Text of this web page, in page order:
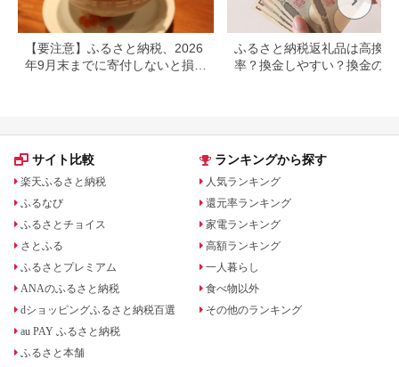
【要注意】ふるさと納税、2026
年9月末までに寄付しないと損す
ふるさと納税返礼品は高換金
率？換金しやすい？換金の可
サイト比較
楽天ふるさと納税
ふるなび
ふるさとチョイス
さとふる
ふるさとプレミアム
ANAのふるさと納税
dショッピングふるさと納税百選
au PAY ふるさと納税
ふるさと本舗
ランキングから探す
人気ランキング
還元率ランキング
家電ランキング
高額ランキング
一人暮らし
食べ物以外
その他のランキング